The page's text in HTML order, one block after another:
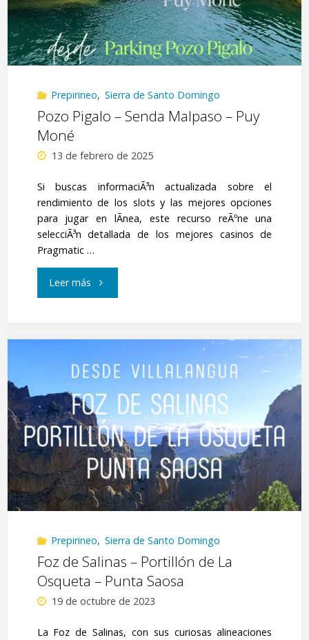
Prepirineo, Sierra de Santo Domingo
Pozo Pigalo – Senda Malpaso – Puy
Moné
13 de febrero de 2025
Si buscas informaciÃ³n actualizada sobre el
rendimiento de los slots y las mejores opciones
para jugar en lÃ­nea, este recurso reÃºne una
selecciÃ³n detallada de los mejores casinos de
Pragmatic …
Leer más"Pozo
–
Senda
Malpaso
–
Puy
Moné"
Prepirineo, Sierra de Santo Domingo
Foz de Salinas – Portillón de La
Osqueta – Punta Saosa
19 de octubre de 2023
La Foz de Salinas, con sus curiosas alineaciones